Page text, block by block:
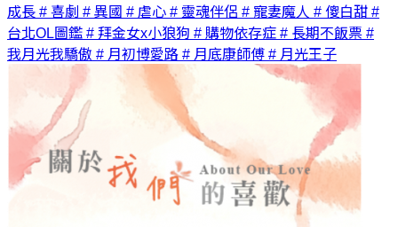
成長 # 喜劇 # 異國 # 虐心 # 靈魂伴侶 # 寵妻魔人 # 傻白甜 #
台北OL圖鑑 # 拜金女x小狼狗 # 購物依存症 # 長期不飯票 #
我月光我驕傲 # 月初博愛路 # 月底康師傅 # 月光王子